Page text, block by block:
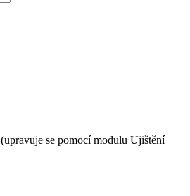
se pomocí modulu Ujištění